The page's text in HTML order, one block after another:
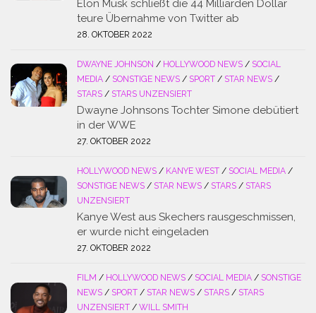
Elon Musk schließt die 44 Milliarden Dollar
teure Übernahme von Twitter ab
28. OKTOBER 2022
DWAYNE JOHNSON / HOLLYWOOD NEWS / SOCIAL
MEDIA / SONSTIGE NEWS / SPORT / STAR NEWS /
STARS / STARS UNZENSIERT
Dwayne Johnsons Tochter Simone debütiert
in der WWE
27. OKTOBER 2022
HOLLYWOOD NEWS / KANYE WEST / SOCIAL MEDIA /
SONSTIGE NEWS / STAR NEWS / STARS / STARS
UNZENSIERT
Kanye West aus Skechers rausgeschmissen,
er wurde nicht eingeladen
27. OKTOBER 2022
FILM / HOLLYWOOD NEWS / SOCIAL MEDIA / SONSTIGE
NEWS / SPORT / STAR NEWS / STARS / STARS
UNZENSIERT / WILL SMITH